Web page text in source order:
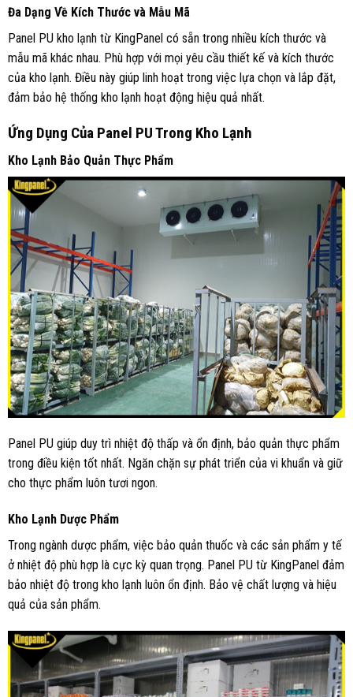
Đa Dạng Về Kích Thước và Mẫu Mã
Panel PU kho lạnh từ KingPanel có sẵn trong nhiều kích thước và
mẫu mã khác nhau. Phù hợp với mọi yêu cầu thiết kế và kích thước
của kho lạnh. Điều này giúp linh hoạt trong việc lựa chọn và lắp đặt,
đảm bảo hệ thống kho lạnh hoạt động hiệu quả nhất.
Ứng Dụng Của Panel PU Trong Kho Lạnh
Kho Lạnh Bảo Quản Thực Phẩm
Panel PU giúp duy trì nhiệt độ thấp và ổn định, bảo quản thực phẩm
trong điều kiện tốt nhất. Ngăn chặn sự phát triển của vi khuẩn và giữ
cho thực phẩm luôn tươi ngon.
Kho Lạnh Dược Phẩm
Trong ngành dược phẩm, việc bảo quản thuốc và các sản phẩm y tế
ở nhiệt độ phù hợp là cực kỳ quan trọng. Panel PU từ KingPanel đảm
bảo nhiệt độ trong kho lạnh luôn ổn định. Bảo vệ chất lượng và hiệu
quả của sản phẩm.